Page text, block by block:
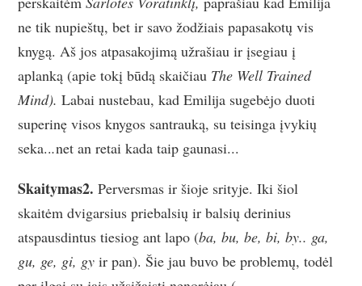
ne tik nupieštų, bet ir savo žodžiais papasakotų vis
knygą. Aš jos atpasakojimą užrašiau ir įsegiau į
aplanką (apie tokį būdą skaičiau The Well Trained
Mind).Labai nustebau, kad Emilija sugebėjo duoti
superinę visos knygos santrauką, su teisinga įvykių
seka...net an retai kada taip gaunasi...
Skaitymas2.Perversmas ir šioje srityje. Iki šiol
skaitėm dvigarsius priebalsių ir balsių derinius
atspausdintus tiesiog ant lapo (ba, bu, be, bi, by.. ga,
gu, ge, gi, gy ir pan). Šie jau buvo be problemų, todėl